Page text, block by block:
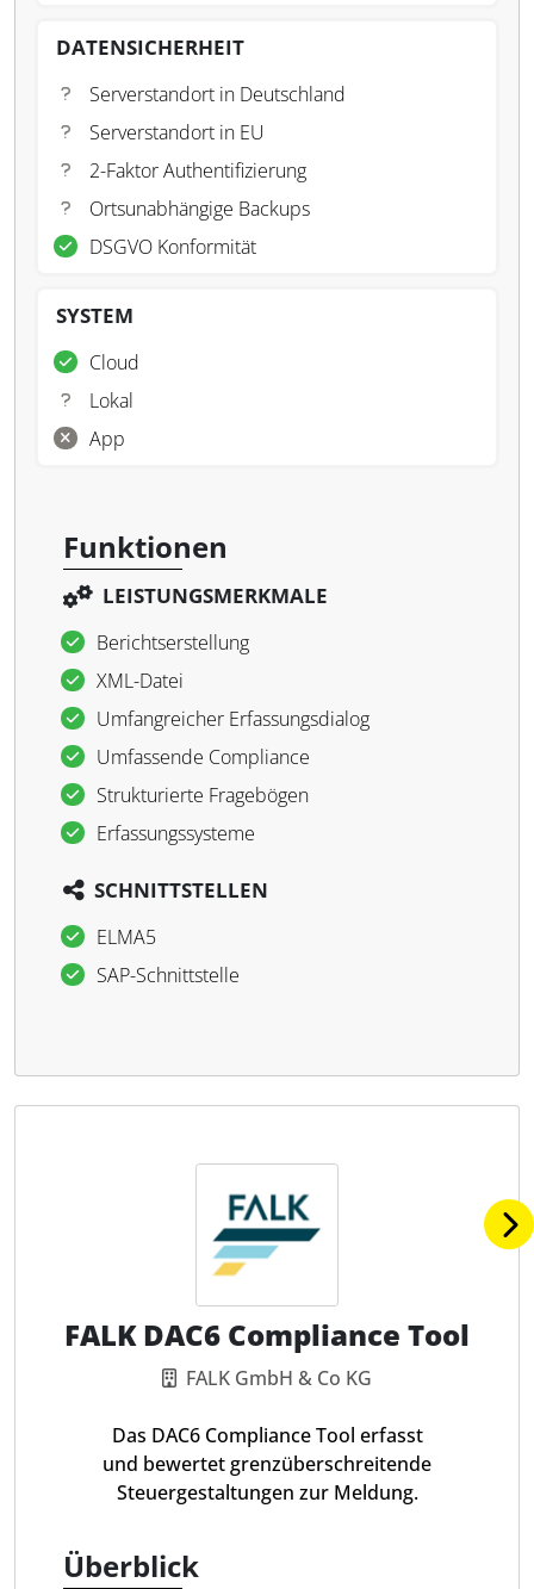
DATENSICHERHEIT
Serverstandort in Deutschland
Serverstandort in EU
2-Faktor Authentifizierung
Ortsunabhängige Backups
DSGVO Konformität
SYSTEM
Cloud
Lokal
App
Funktionen
LEISTUNGSMERKMALE
Berichtserstellung
XML-Datei
Umfangreicher Erfassungsdialog
Umfassende Compliance
Strukturierte Fragebögen
Erfassungssysteme
SCHNITTSTELLEN
ELMA5
SAP-Schnittstelle
FALK DAC6 Compliance Tool
FALK GmbH & Co KG
Das DAC6 Compliance Tool erfasst
und bewertet grenzüberschreitende
Steuergestaltungen zur Meldung.
Überblick